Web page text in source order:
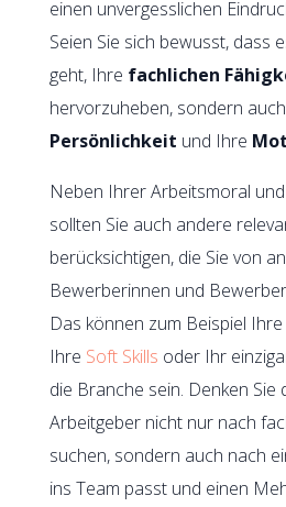
einen unvergesslichen
Seien Sie sich bewusst, dass
geht, Ihre fachlichen
hervorzuheben, sondern
Persönlichkeit und Ihre
Neben Ihrer Arbeitsmoral
sollten Sie auch andere
berücksichtigen, die Sie von
Bewerberinnen und
Das können zum Beispiel
Ihre Soft Skills oder Ihr
die Branche sein. Denken Sie
Arbeitgeber nicht nur nach
suchen, sondern auch nach
ins Team passt und einen